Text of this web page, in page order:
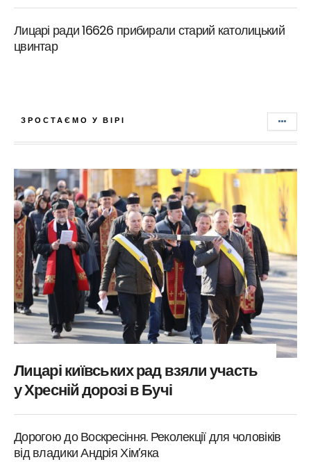
Лицарі ради 16626 прибирали старий католицький
цвинтар
ЗРОСТАЄМО У ВІРІ
Лицарі київських рад взяли участь
у Хресній дорозі в Бучі
Дорогою до Воскресіння. Реколекції для чоловіків
від владики Андрія Хім’яка